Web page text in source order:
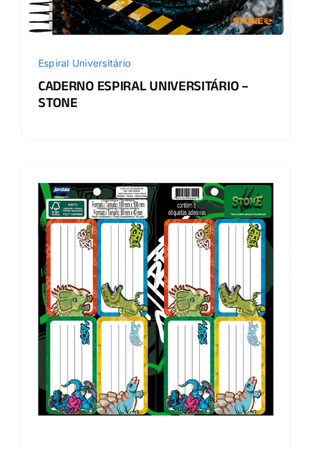
Espiral Universitário
CADERNO ESPIRAL UNIVERSITÁRIO –
STONE